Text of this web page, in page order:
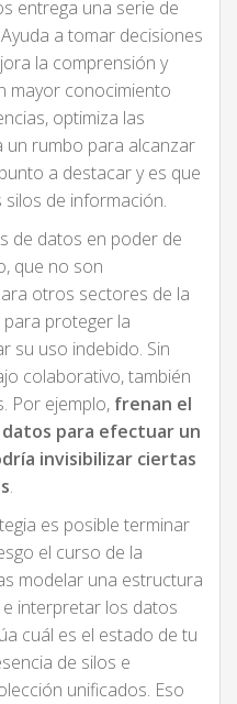
entrega una serie de
a tomar decisiones
la comprensión y
mayor conocimiento
optimiza las
rumbo para alcanzar
a destacar y es que
silos de información.
de datos en poder de
que no son
otros sectores de la
para proteger la
su uso indebido. Sin
colaborativo, también
Por ejemplo, frenan el
para efectuar un
invisibilizar ciertas
.
es posible terminar
el curso de la
modelar una estructura
interpretar los datos
cuál es el estado de tu
de silos e
unificados. Eso